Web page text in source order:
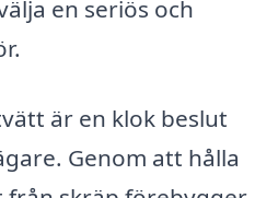
en seriös och
är en klok beslut
Genom att hålla